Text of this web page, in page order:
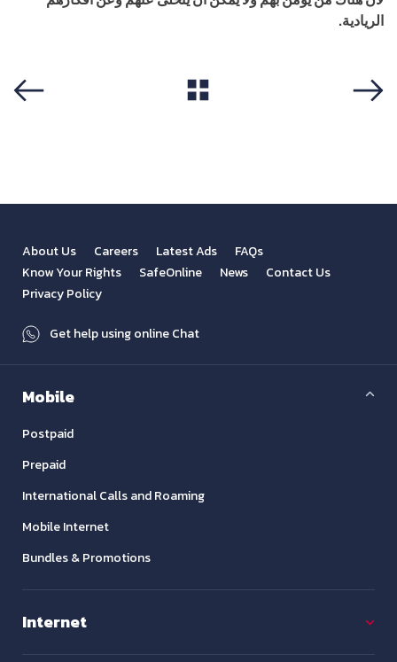
الريادية.
About Us Careers Latest Ads
FAQs
Know Your Rights
SafeOnline News
Contact Us
Privacy Policy
Get help using online Chat
Mobile
Postpaid
Prepaid
International Calls and Roaming
Mobile Internet
Bundles & Promotions
Internet